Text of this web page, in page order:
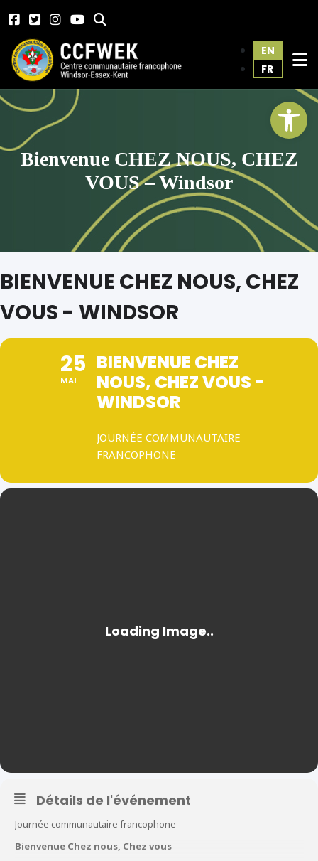
EN
FR
Bienvenue CHEZ NOUS, CHEZ
VOUS – Windsor
BIENVENUE CHEZ NOUS, CHEZ
VOUS - WINDSOR
25
MAI
BIENVENUE CHEZ
NOUS, CHEZ VOUS -
WINDSOR
JOURNÉE COMMUNAUTAIRE
FRANCOPHONE
Détails de l'événement
Journée communautaire francophone
Bienvenue Chez nous, Chez vous